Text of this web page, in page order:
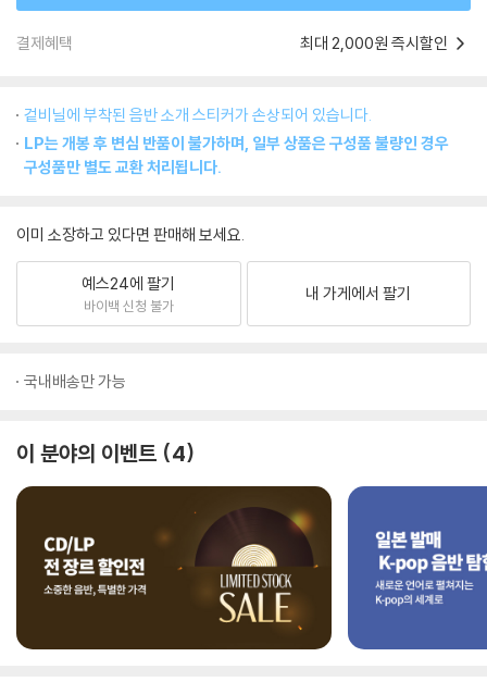
결제혜택 최대 2,000원 즉시할인
겉비닐에 부착된 음반 소개 스티커가 손상되어 있습니다.
LP는 개봉 후 변심 반품이 불가하며, 일부 상품은 구성품 불량인 경우
구성품만 별도 교환 처리됩니다.
이미 소장하고 있다면 판매해 보세요.
예스24에 팔기
바이백 신청 불가
내 가게에서 팔기
국내배송만 가능
이 분야의 이벤트 4